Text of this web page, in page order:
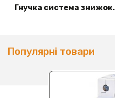
Гнучка система знижок.
Популярні товари